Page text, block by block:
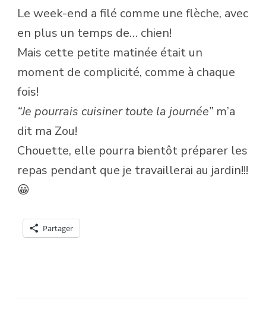
Le week-end a filé comme une flèche, avec
en plus un temps de… chien!
Mais cette petite matinée était un
moment de complicité, comme à chaque
fois!
“Je pourrais cuisiner toute la journée” m’a
dit ma Zou!
Chouette, elle pourra bientôt préparer les
repas pendant que je travaillerai au jardin!!!
😀
Partager